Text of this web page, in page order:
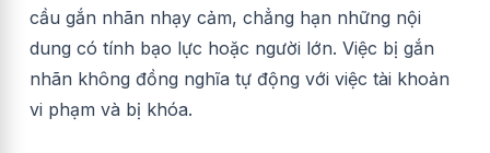
cầu gắn nhãn nhạy cảm, chẳng hạn những nội
dung có tính bạo lực hoặc người lớn. Việc bị gắn
nhãn không đồng nghĩa tự động với việc tài khoản
vi phạm và bị khóa.